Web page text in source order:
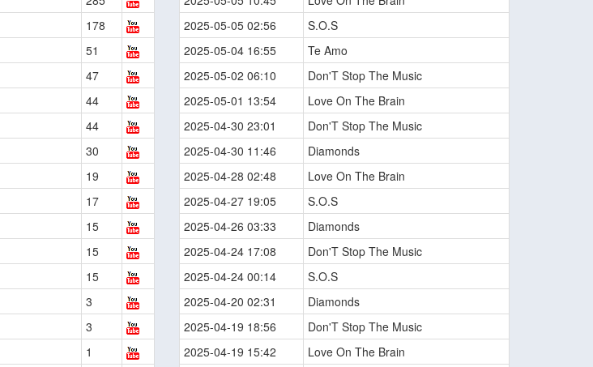
178
51
47
44
44
30
19
17
15
15
15
3
3
1
2025-05-05 02:56
S.O.S
2025-05-04 16:55
Te Amo
2025-05-02 06:10
Don'T Stop The Music
2025-05-01 13:54
Love On The Brain
2025-04-30 23:01
Don'T Stop The Music
2025-04-30 11:46
Diamonds
2025-04-28 02:48
Love On The Brain
2025-04-27 19:05
S.O.S
2025-04-26 03:33
Diamonds
2025-04-24 17:08
Don'T Stop The Music
2025-04-24 00:14
S.O.S
2025-04-20 02:31
Diamonds
2025-04-19 18:56
Don'T Stop The Music
2025-04-19 15:42
Love On The Brain